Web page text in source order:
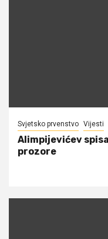
Svjetsko prvenstvo Vijesti
Alimpijevićev
prozore